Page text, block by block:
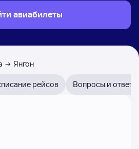
авиабилеты
Янгон
рейсов Вопросы и ответы